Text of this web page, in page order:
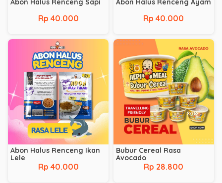
Abon Halus Renceng Sapi
Rp 40.000
Abon Halus Renceng Ayam
Rp 40.000
Abon Halus Renceng Ikan
Lele
Rp 40.000
Bubur Cereal Rasa
Avocado
Rp 28.800